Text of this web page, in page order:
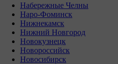
Набережные Челны
Наро-Фоминск
Нижнекамск
Нижний Новгород
Новокузнецк
Новороссийск
Новосибирск